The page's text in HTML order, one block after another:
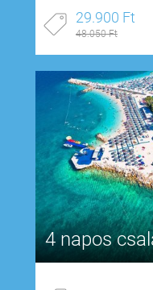
29.900 Ft
48.050 Ft
4 napos